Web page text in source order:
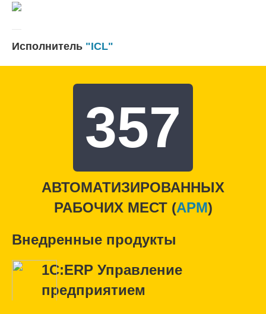
Исполнитель "ICL"
357
АВТОМАТИЗИРОВАННЫХ
РАБОЧИХ МЕСТ (APM)
Внедренные продукты
1С:ERP Управление
предприятием